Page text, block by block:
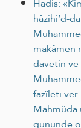
hâzihi’d-
makâmen
davetin ve
fazîleti
Mahmûda
gününde